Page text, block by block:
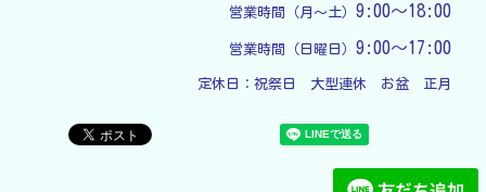
営業時間（月～土） 9:00～18:00
営業時間（日曜日） 9:00～17:00
定休日： 祝祭日　大型連休　お盆　正月